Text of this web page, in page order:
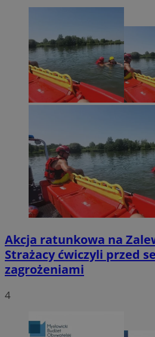
Akcja ratunkowa na
Strażacy ćwiczyli przed
zagrożeniami
4